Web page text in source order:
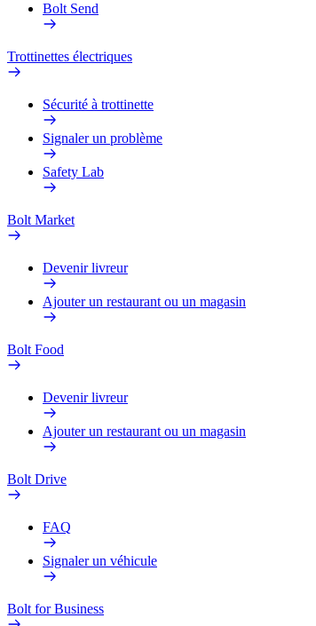
Bolt Send
Trottinettes électriques
Sécurité à trottinette
Signaler un problème
Safety Lab
Bolt Market
Devenir livreur
Ajouter un restaurant ou un magasin
Bolt Food
Devenir livreur
Ajouter un restaurant ou un magasin
Bolt Drive
FAQ
Signaler un véhicule
Bolt for Business